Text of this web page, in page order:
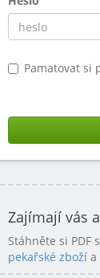
Pamatovat si
Zajímají vás
Stáhněte si
pekařské zboží a